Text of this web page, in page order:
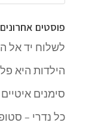
פוסטים אחרונים
לשלוח יד אל
הילדות היא
סימנים
כל נדרי –